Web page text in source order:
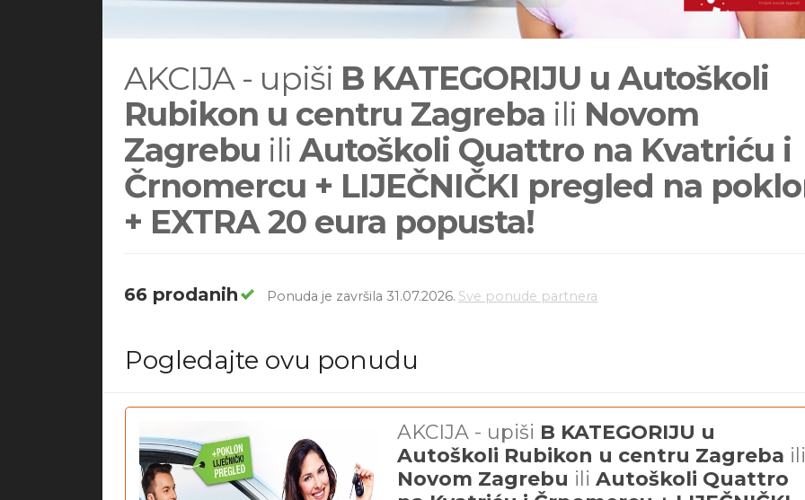
AKCIJA - upiši B KATEGORIJU u Autoškoli
Rubikon u centru Zagreba ili Novom
Zagrebu ili Autoškoli Quattro na Kvatriću i
Črnomercu + LIJEČNIČKI pregled na
+ EXTRA 20 eura popusta!
66 prodanih Ponuda je završila 31.07.2026. Sve ponude partnera
Pogledajte ovu ponudu
AKCIJA - upiši B KATEGORIJU u
Autoškoli Rubikon u centru Zagreba ili
Novom Zagrebu ili Autoškoli Quattro